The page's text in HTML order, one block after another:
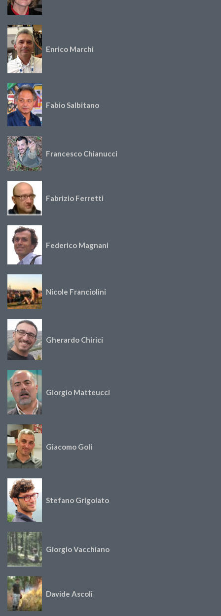
Enrico Marchi
Fabio Salbitano
Francesco Chianucci
Fabrizio Ferretti
Federico Magnani
Nicole Franciolini
Gherardo Chirici
Giorgio Matteucci
Giacomo Goli
Stefano Grigolato
Giorgio Vacchiano
Davide Ascoli